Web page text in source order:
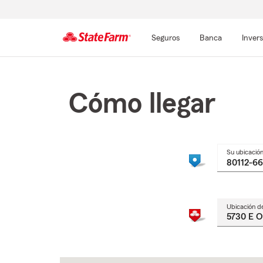
Seguros Banca
Cómo llegar
Su ubicación
Ubicación